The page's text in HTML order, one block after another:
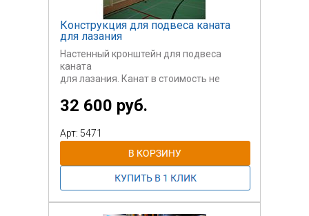
Конструкция для подвеса каната
для лазания
Настенный кронштейн для подвеса
каната
для лазания. Канат в стоимость не
32 600 руб.
Арт: 5471